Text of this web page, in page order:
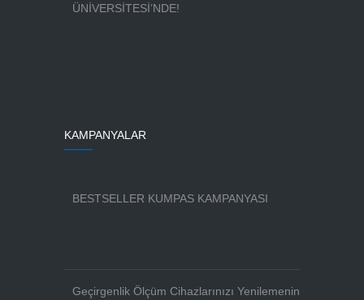
ÜNİVERSİTESİ’NDE!
KAMPANYALAR
BESTSELLER KUMPAS KAMPANYASI
Geçirgenlik Ölçüm Cihazlarınızı Yenilemenin